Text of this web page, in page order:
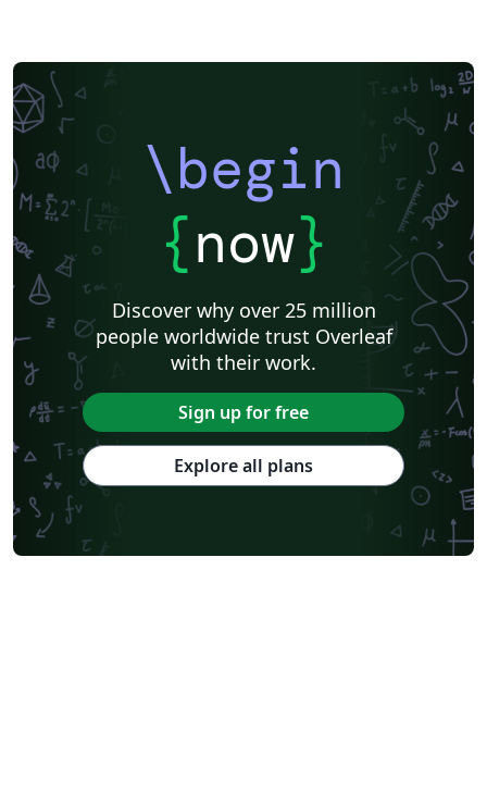
\begin
{now}
Discover why over 25 million
people worldwide trust Overleaf
with their work.
Sign up for free
Explore all plans